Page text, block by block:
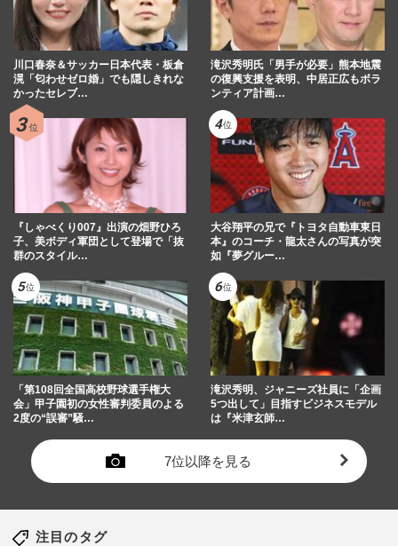
川口春奈＆サッカー日本代表・板倉
滉「匂わせゼロ婚」でも隠しきれな
かったセレブ…
滝沢秀明氏「男手が必要」熊本地震
の復興支援を表明、中居正広もボラ
ンティア計画…
『しゃべくり007』出演の畑野ひろ
子、美ボディ軍団として登場で「抜
群のスタイル…
大谷翔平の兄で『トヨタ自動車東日
本』のコーチ・龍太さんの写真が突
如『夢グルー…
「第108回全国高校野球選手権大
会」甲子園初の女性審判委員のよる
2度の“誤審”騒…
滝沢秀明、ジャニーズ社員に「企画
5つ出して」目指すビジネスモデル
は『米津玄師…
7位以降を見る
注目のタグ